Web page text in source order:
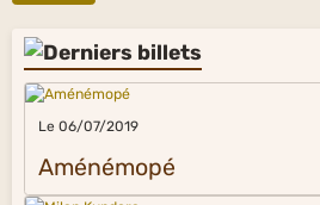
Le 06/07/2019
Aménémopé